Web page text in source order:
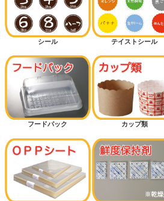
シール テイストシール
フードパック カップ類